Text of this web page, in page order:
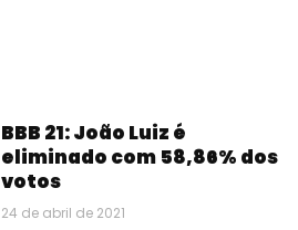
BBB 21: João Luiz é
eliminado com 58,86% dos
votos
24 de abril de 2021